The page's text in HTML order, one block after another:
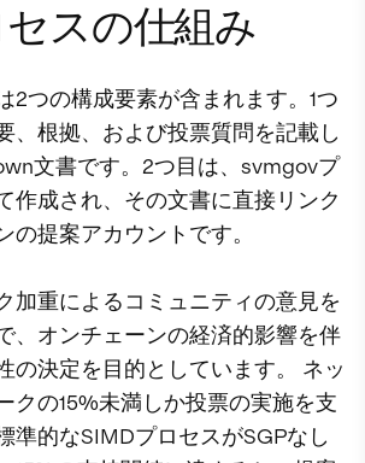
スの仕組み
2つの構成要素が含まれます。1つ
、根拠、および投票質問を記載し
文書です。2つ目は、svmgovプ
作成され、その文書に直接リンク
の提案アカウントです。
加重によるコミュニティの意見を
、オンチェーンの経済的影響を伴
の決定を目的としています。 ネッ
クの15%未満しか投票の実施を支
準的なSIMDプロセスがSGPなし